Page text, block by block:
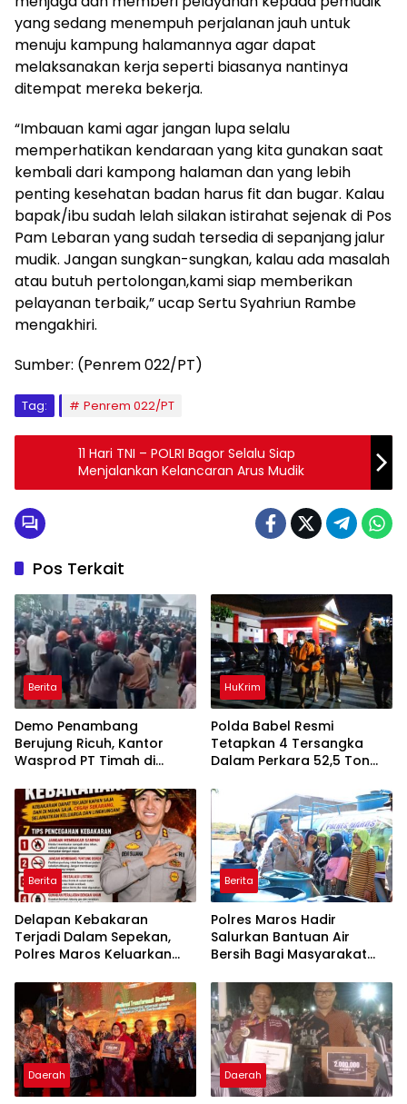
yang sedang menempuh perjalanan jauh untuk
menuju kampung halamannya agar dapat
melaksanakan kerja seperti biasanya nantinya
ditempat mereka bekerja.
“Imbauan kami agar jangan lupa selalu
memperhatikan kendaraan yang kita gunakan saat
kembali dari kampong halaman dan yang lebih
penting kesehatan badan harus fit dan bugar. Kalau
bapak/ibu sudah lelah silakan istirahat sejenak di Pos
Pam Lebaran yang sudah tersedia di sepanjang jalur
mudik. Jangan sungkan-sungkan, kalau ada masalah
atau butuh pertolongan,kami siap memberikan
pelayanan terbaik,” ucap Sertu Syahriun Rambe
mengakhiri.
Sumber: (Penrem 022/PT)
Tag: Penrem 022/PT
11 Hari TNI – POLRI Bagor Selalu Siap
Menjalankan Kelancaran Arus Mudik
Pos Terkait
Berita
Demo Penambang
Berujung Ricuh, Kantor
Wasprod PT Timah di
HuKrim
Polda Babel Resmi
Tetapkan 4 Tersangka
Dalam Perkara 52,5 Ton
Belitung
Berita
Delapan Kebakaran
Terjadi Dalam Sepekan,
Polres Maros Keluarkan
Masyarakat
Berita
Polres Maros Hadir
Salurkan Bantuan Air
Bersih Bagi Masyarakat
Di Maros
Daerah Daerah